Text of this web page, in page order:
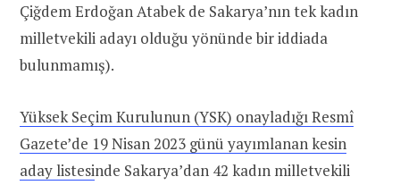
Çiğdem Erdoğan Atabek de Sakarya’nın tek kadın
milletvekili adayı olduğu yönünde bir iddiada
bulunmamış).
Yüksek Seçim Kurulunun (YSK) onayladığı Resmî
Gazete’de 19 Nisan 2023 günü yayımlanan kesin
aday listesinde Sakarya’dan 42 kadın milletvekili